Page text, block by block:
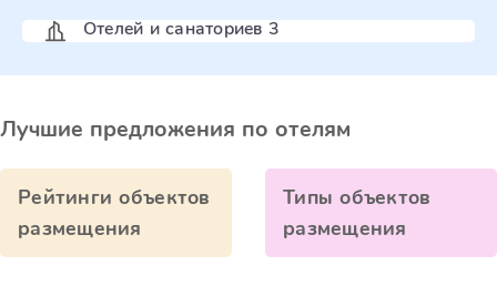
Отелей и санаториев 3
Лучшие предложения по отелям
Рейтинги объектов
размещения
Типы объектов
размещения